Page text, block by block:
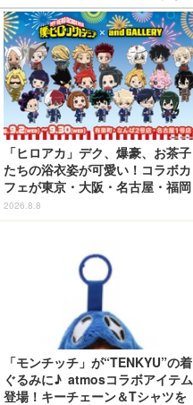
「ヒロアカ」デク、爆豪、お茶子
たちの浴衣姿が可愛い！コラボカ
フェが東京・大阪・名古屋・福岡
で開催
2026.8.8
「モンチッチ」が“TENKYU”の着
ぐるみに♪ atmosコラボアイテム
登場！キーチェーン＆Tシャツを